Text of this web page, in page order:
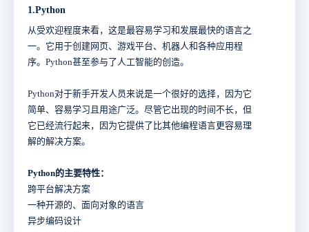
1.Python
从受欢迎程度来看，这是最容易学习和发展最快的语言之
一。它用于创建网页、游戏平台、机器人和各种应用程
序。Python甚至参与了人工智能的创造。
Python对于新手开发人员来说是一个很好的选择，因为它
简单、容易学习且用途广泛。尽管它出现的时间不长，但
它已经流行起来，因为它提供了比其他编程语言更容易理
解的解决方案。
Python的主要特性：
跨平台解决方案
一种开源的、面向对象的语言
异步编码设计